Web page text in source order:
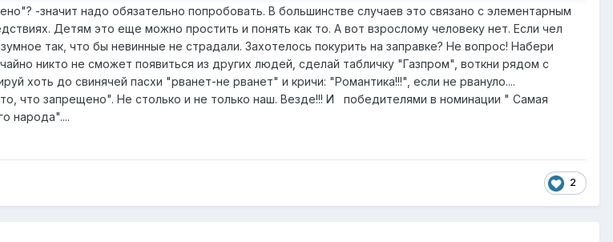
-значит надо обязательно попробовать. В большинстве случаев это связано с элементарным
Детям это еще можно простить и понять как то. А вот взрослому человеку нет. Если чел
так, что бы невинные не страдали. Захотелось покурить на заправке? Не вопрос! Набери
никто не сможет появиться из других людей, сделай табличку "Газпром", воткни рядом с
хоть до свинячей пасхи "рванет-не рванет" и кричи: "Романтика!!!", если не рвануло....
что запрещено". Не столько и не только наш. Везде!!! И победителями в номинации " Самая
народа"....
2